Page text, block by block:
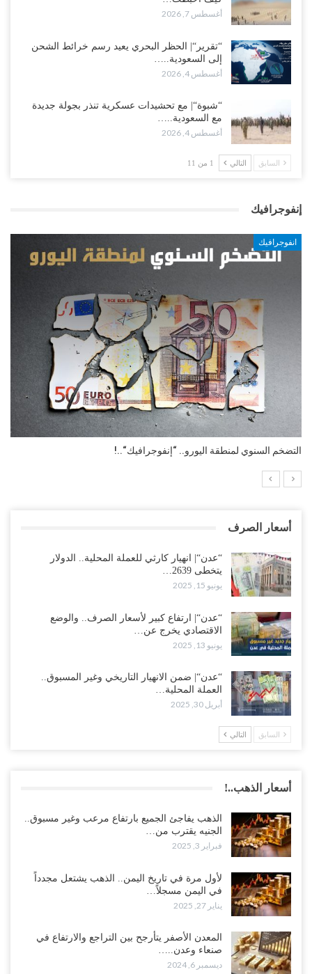
أغسطس 7, 2026
“تقرير“| الحظر البحري يعيد رسم خرائط الشحن
إلى السعودية..…
أغسطس 4, 2026
“شبوة“| مع تحشيدات عسكرية تنذر بجولة جديدة
مع السعودية..…
أغسطس 4, 2026
السابق التالي 1 من 11
إنفوجرافيك
“انفوجرافيك“| مؤشر الدين العام العالمي بنهاية 2024م..!
أسعار الصرف
“عدن“| انهيار كارثي للعملة المحلية.. الدولار
يتخطى 2639…
يونيو 15, 2025
“عدن“| ارتفاع كبير لأسعار الصرف.. والوضع
الاقتصادي يخرج عن…
يونيو 13, 2025
“عدن“| ضمن الانهيار التاريخي وغير المسبوق..
العملة المحلية…
أبريل 30, 2025
السابق التالي
أسعار الذهب..!
الذهب يفاجئ الجميع بارتفاع مرعب وغير مسبوق..
الجنيه يقترب من…
فبراير 3, 2025
لأول مرة في تاريخ اليمن.. الذهب يشتعل مجدداً
في اليمن مسجلاً…
يناير 27, 2025
المعدن الأصفر يتأرجح بين التراجع والارتفاع في
صنعاء وعدن..…
ديسمبر 6, 2024